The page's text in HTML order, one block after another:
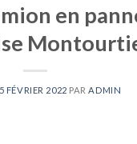
en
FÉVRIER 2022 PAR ADMIN